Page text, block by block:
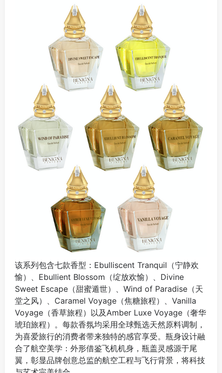
该系列包含七款香型：Ebulliscent Tranquil（宁静欢
愉）、Ebullient Blossom（绽放欢愉）、Divine
Sweet Escape（甜蜜遁世）、Wind of Paradise（天
堂之风）、Caramel Voyage（焦糖旅程）、Vanilla
Voyage（香草旅程）以及Amber Luxe Voyage（奢华
琥珀旅程）。每款香氛均采用全球甄选天然原料调制，
为喜爱旅行的消费者带来独特的感官享受。瓶身设计融
合了航空美学：外形借鉴飞机机身，瓶盖灵感源于尾
翼，彰显品牌创意总监的航空工程与飞行背景，将科技